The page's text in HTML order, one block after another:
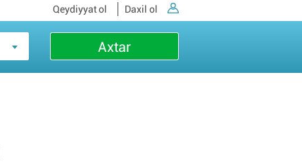
Qeydiyyat ol Daxil ol
Axtar